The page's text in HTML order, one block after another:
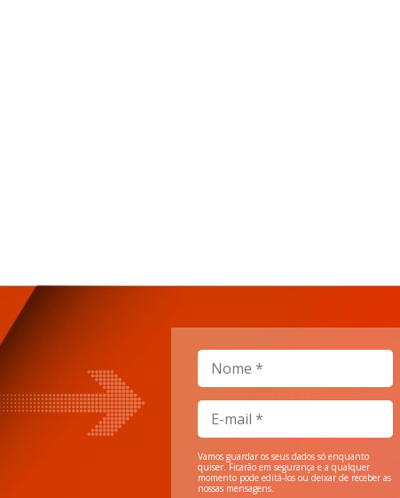
Vamos guardar os seus dados só enquanto
quiser. Ficarão em segurança e a qualquer
momento pode editá-los ou deixar de receber as
nossas mensagens.